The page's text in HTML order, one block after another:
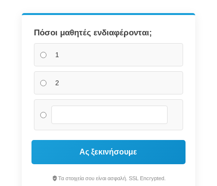
Πόσοι μαθητές ενδιαφέρονται;
1
2
Ας ξεκινήσουμε
Τα στοιχεία σου είναι ασφαλή. SSL Encrypted.